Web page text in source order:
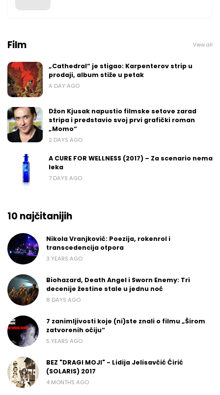
Film View all
„Cathedral“ je stigao: Karpenterov strip u
prodaji, album stiže u petak
A DAY AGO
Džon Kjusak napustio filmske setove zarad
stripa i predstavio svoj prvi grafički roman
„Momo“
2 DAYS AGO
A CURE FOR WELLNESS (2017) – Za scenario nema
leka
7 DAYS AGO
10 najčitanijih
Nikola Vranjković: Poezija, rokenrol i
transcedencija otpora
3 YEARS AGO
Biohazard, Death Angel i Sworn Enemy: Tri
decenije žestine stale u jednu noć
8 DAYS AGO
7 zanimljivosti koje (ni)ste znali o filmu „Širom
zatvorenih očiju“
5 YEARS AGO
BEZ "DRAGI MOJI" - Lidija Jelisavčić Ćirić
(SOLARIS) 2017
4 MONTHS AGO